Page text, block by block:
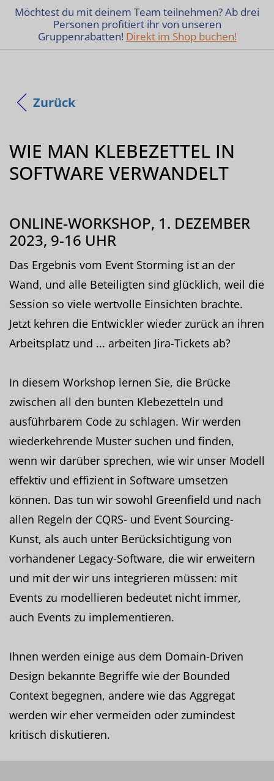
Möchtest du mit deinem Team teilnehmen? Ab drei
Personen profitiert ihr von unseren
Gruppenrabatten! Direkt im Shop buchen!
Zurück
WIE MAN KLEBEZETTEL IN
SOFTWARE VERWANDELT
ONLINE-WORKSHOP, 1. DEZEMBER
2023, 9-16 UHR
Das Ergebnis vom Event Storming ist an der
Wand, und alle Beteiligten sind glücklich, weil die
Session so viele wertvolle Einsichten brachte.
Jetzt kehren die Entwickler wieder zurück an ihren
Arbeitsplatz und ... arbeiten Jira-Tickets ab?
In diesem Workshop lernen Sie, die Brücke
zwischen all den bunten Klebezetteln und
ausführbarem Code zu schlagen. Wir werden
wiederkehrende Muster suchen und finden,
wenn wir darüber sprechen, wie wir unser Modell
effektiv und effizient in Software umsetzen
können. Das tun wir sowohl Greenfield und nach
allen Regeln der CQRS- und Event Sourcing-
Kunst, als auch unter Berücksichtigung von
vorhandener Legacy-Software, die wir erweitern
und mit der wir uns integrieren müssen: mit
Events zu modellieren bedeutet nicht immer,
auch Events zu implementieren.
Ihnen werden einige aus dem Domain-Driven
Design bekannte Begriffe wie der Bounded
Context begegnen, andere wie das Aggregat
werden wir eher vermeiden oder zumindest
kritisch diskutieren.